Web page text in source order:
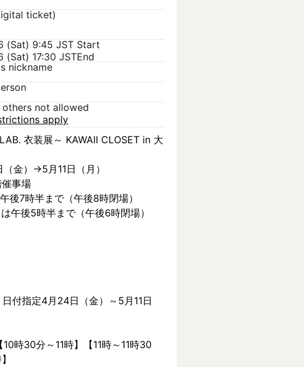
ticket)
(Sat) 9:45 JST Start
(Sat) 17:30 JSTEnd
nickname
not allowed
apply
衣装展～ KAWAII CLOSET in 大
金）→5月11日（月）
事場
後7時半まで（午後8時閉場）
午後5時半まで（午後6時閉場）
付指定4月24日（金）～5月11日
10時30分～11時】【11時～11時30